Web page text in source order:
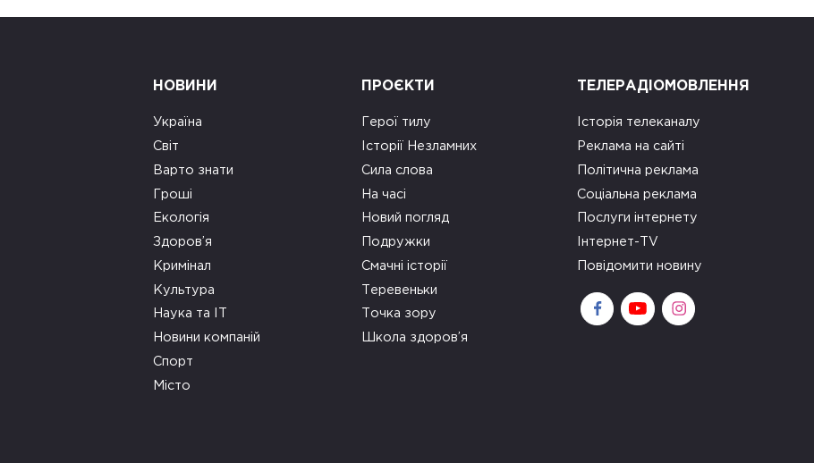
НОВИНИ
Україна
Світ
Варто знати
Гроші
Екологія
Здоров’я
Кримінал
Культура
Наука та ІТ
Новини компаній
Спорт
Місто
ПРОЄКТИ
Герої тилу
Історії Незламних
Сила слова
На часі
Новий погляд
Подружки
Смачні історії
Теревеньки
Точка зору
Школа здоров’я
ТЕЛЕРАДІОМОВЛЕННЯ
Історія телеканалу
Реклама на сайті
Політична реклама
Соціальна реклама
Послуги інтернету
Інтернет-TV
Повідомити новину